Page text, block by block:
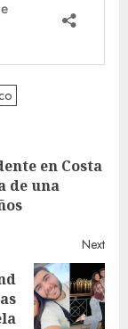
en Costa
de una
Next